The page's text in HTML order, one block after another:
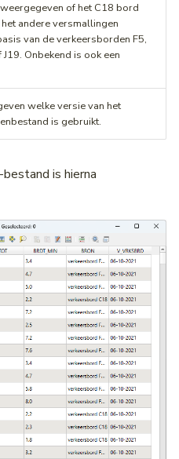
of het C18 bord
andere versmallingen
van de verkeersborden F5,
J19. Onbekend is ook een
welke versie van het
is gebruikt.
-bestand is hierna